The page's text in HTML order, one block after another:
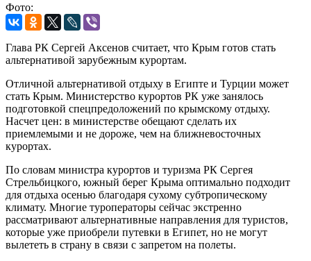
Фото:
Глава РК Сергей Аксенов считает, что Крым готов стать
альтернативой зарубежным курортам.
Отличной альтернативой отдыху в Египте и Турции может
стать Крым. Министерство курортов РК уже занялось
подготовкой спецпредоложений по крымскому отдыху.
Насчет цен: в министерстве обещают сделать их
приемлемыми и не дороже, чем на ближневосточных
курортах.
По словам министра курортов и туризма РК Сергея
Стрельбицкого, южный берег Крыма оптимально подходит
для отдыха осенью благодаря сухому субтропическому
климату. Многие туроператоры сейчас экстренно
рассматривают альтернативные направления для туристов,
которые уже приобрели путевки в Египет, но не могут
вылететь в страну в связи с запретом на полеты.